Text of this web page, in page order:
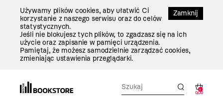
Zamknij
Używamy plików cookies, aby ułatwić Ci
korzystanie z naszego serwisu oraz do celów
statystycznych.
Jeśli nie blokujesz tych plików, to zgadzasz się na ich
użycie oraz zapisanie w pamięci urządzenia.
Pamiętaj, że możesz samodzielnie zarządzać cookies,
zmieniając ustawienia przeglądarki.
0
0,00